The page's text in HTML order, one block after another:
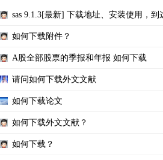
sas 9.1.3[最新] 下载地址、安装使用，到
如何下载附件？
A股全部股票的季报和年报 如何下载
请问如何下载外文文献
如何下载论文
如何下载外文文献？
如何下载？